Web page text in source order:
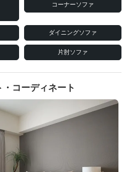
コーナーソファ
ダイニングソファ
片肘ソファ
コーディネート